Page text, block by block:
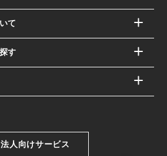
て
す
法人向けサービス